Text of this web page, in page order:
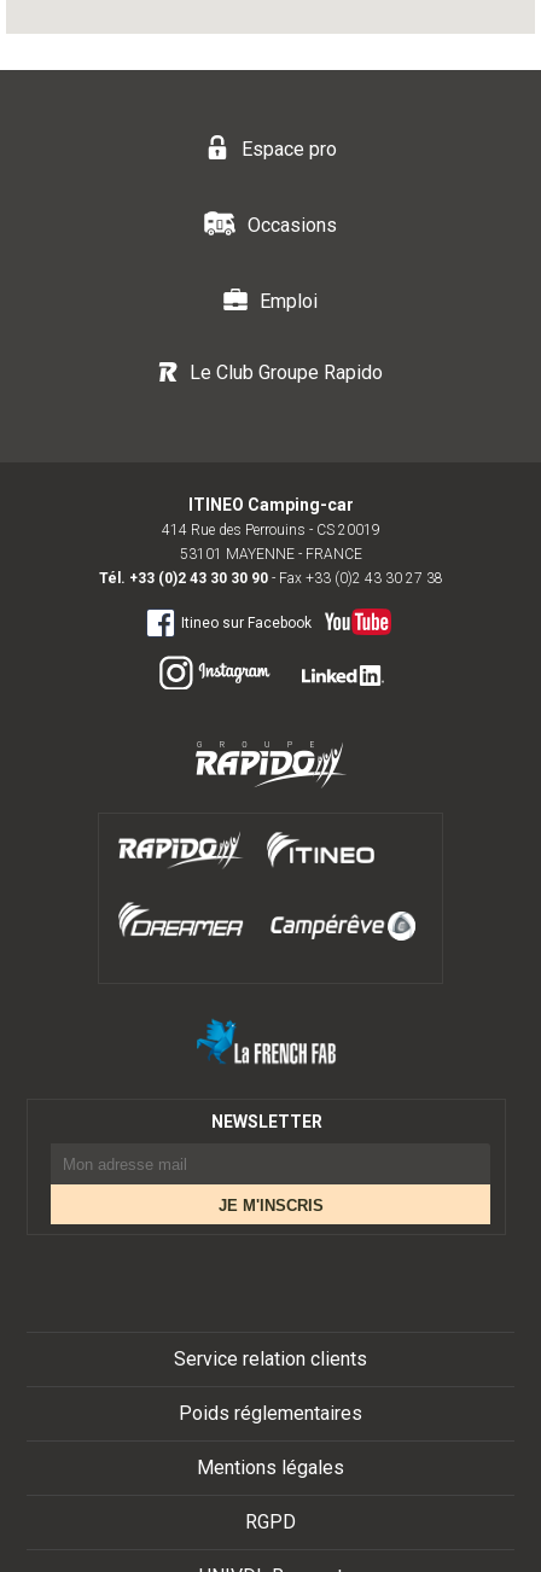
Espace pro
Occasions
Emploi
Le Club Groupe Rapido
ITINEO Camping-car
414 Rue des Perrouins - CS 20019
53101 MAYENNE - FRANCE
Tél. +33 (0)2 43 30 30 90- Fax +33 (0)2 43 30 27 38
Itineo sur Facebook
NEWSLETTER
Service relation clients
Poids réglementaires
Mentions légales
RGPD